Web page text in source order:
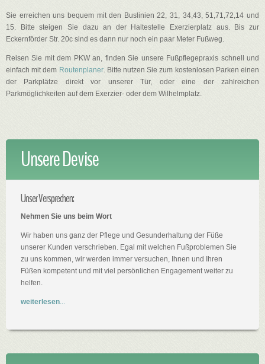
Sie erreichen uns bequem mit den Buslinien 22, 31, 34,43, 51,71,72,14 und
15. Bitte steigen Sie dazu an der Haltestelle Exerzierplatz aus. Bis zur
Eckernförder Str. 20c sind es dann nur noch ein paar Meter Fußweg.
Reisen Sie mit dem PKW an, finden Sie unsere Fußpflegepraxis schnell und
einfach mit dem Routenplaner. Bitte nutzen Sie zum kostenlosen Parken einen
der Parkplätze direkt vor unserer Tür, oder eine der zahlreichen
Parkmöglichkeiten auf dem Exerzier- oder dem Wilhelmplatz.
Unsere Devise
Unser Versprechen:
Nehmen Sie uns beim Wort
Wir haben uns ganz der Pflege und Gesunderhaltung der Füße
unserer Kunden verschrieben. Egal mit welchen Fußproblemen Sie
zu uns kommen, wir werden immer versuchen, Ihnen und Ihren
Füßen kompetent und mit viel persönlichen Engagement weiter zu
helfen.
weiterlesen...